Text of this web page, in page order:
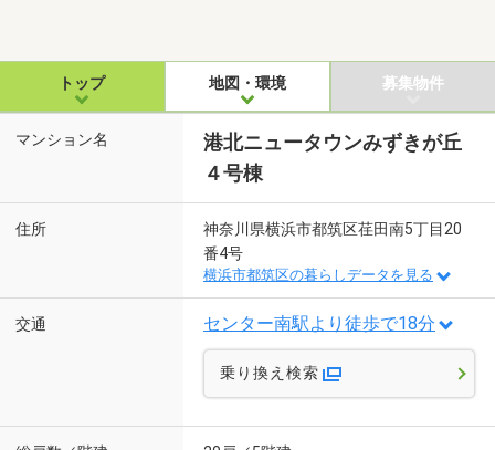
トップ 地図・環境 募集物件
マンション名
港北ニュータウンみずきが丘
４号棟
住所
神奈川県横浜市都筑区荏田南5丁目20
番4号
横浜市都筑区の暮らしデータを見る
交通 センター南駅より徒歩で18分
乗り換え検索